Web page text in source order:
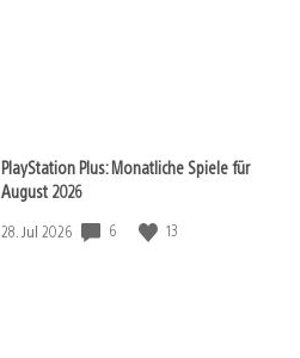
PlayStation Plus: Monatliche Spiele für
August 2026
Veröffentlichungsdatum:
28. Jul 2026 6 13